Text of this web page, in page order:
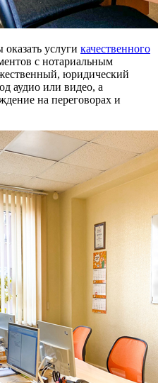
услуги качественного
с нотариальным
юридический
аудио или видео, а
на переговорах и